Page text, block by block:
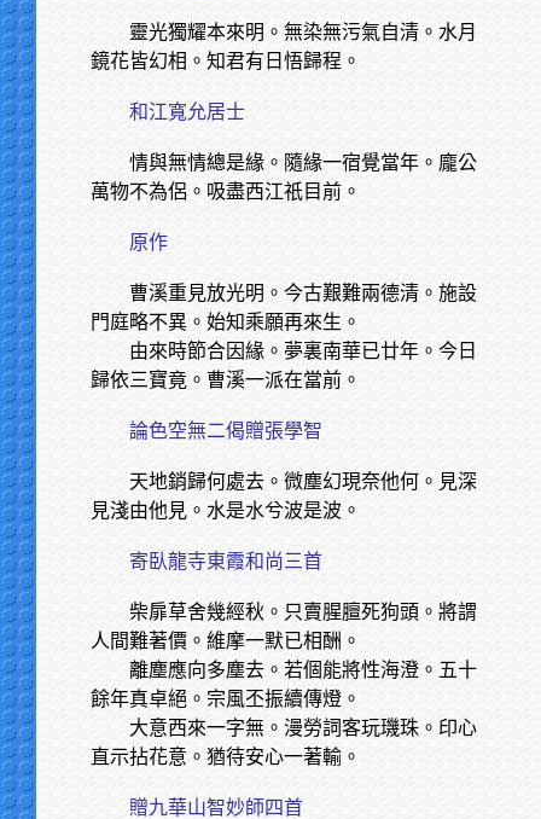
靈光獨耀本來明。無染無污氣自清。水月
鏡花皆幻相。知君有日悟歸程。
和江寬允居士
情與無情總是緣。隨緣一宿覺當年。龐公
萬物不為侶。吸盡西江祇目前。
原作
曹溪重見放光明。今古艱難兩德清。施設
門庭略不異。始知乘願再來生。
由來時節合因緣。夢裏南華已廿年。今日
歸依三寶竟。曹溪一派在當前。
論色空無二偈贈張學智
天地銷歸何處去。微塵幻現奈他何。見深
見淺由他見。水是水兮波是波。
寄臥龍寺東霞和尚三首
柴扉草舍幾經秋。只賣腥膻死狗頭。將謂
人間難著價。維摩一默已相酬。
離塵應向多塵去。若個能將性海澄。五十
餘年真卓絕。宗風丕振續傳燈。
大意西來一字無。漫勞詞客玩璣珠。印心
直示拈花意。猶待安心一著輸。
贈九華山智妙師四首